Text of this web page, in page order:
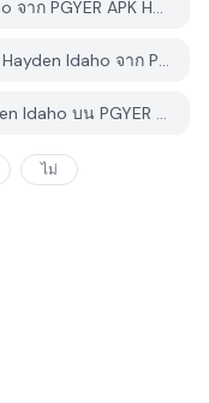
การดาวน์โหลด Avondale Hayden Idaho จาก PGYER APK HUB ฟรีหรือไม่?
ฉันต้องมีบัญชีเพื่อดาวน์โหลด Avondale Hayden Idaho จาก PGYER APK HUB หรือไม่?
ฉันจะรายงานปัญหากับ Avondale Hayden Idaho บน PGYER APK HUB ได้อย่างไร?
ไม่